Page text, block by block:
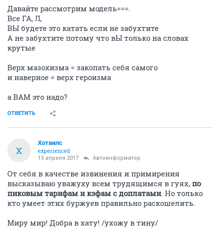
Давайте рассмотрим модель===.
Все ГА, Л,
ВЫ будете это катать если не забухтите
А не забухтите потому что вЫ только на словах
крутые
Верх мазохизма = закопать себя самого
и наверное = верх героизма
а ВАМ это надо?
ОТВЕТИТЬ
Х
Хотвилс
experienced
15 апреля 2017 Автоинформатор
От себя в качестве извинения и примирения
высказываю уважуху всем трудящимся в гуях, по
пиковым тарифам и кэфам с доплатами. Но только
кто умеет этих буржуев правильно раскошелить.
Миру мир! Добра в хату! /ухожу в тину/